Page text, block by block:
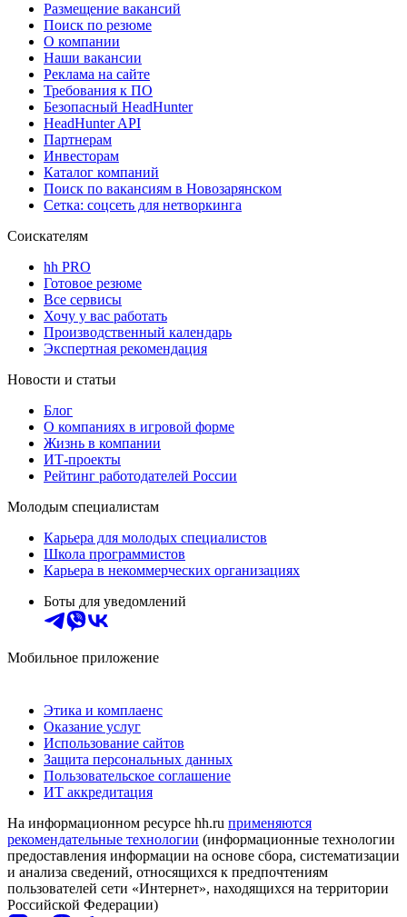
Размещение вакансий
Поиск по резюме
О компании
Наши вакансии
Реклама на сайте
Требования к ПО
Безопасный HeadHunter
HeadHunter API
Партнерам
Инвесторам
Каталог компаний
Поиск по вакансиям в Новозарянском
Сетка: соцсеть для нетворкинга
Соискателям
hh PRO
Готовое резюме
Все сервисы
Хочу у вас работать
Производственный календарь
Экспертная рекомендация
Новости и статьи
Блог
О компаниях в игровой форме
Жизнь в компании
ИТ-проекты
Рейтинг работодателей России
Молодым специалистам
Карьера для молодых специалистов
Школа программистов
Карьера в некоммерческих организациях
Боты для уведомлений
Мобильное приложение
Этика и комплаенс
Оказание услуг
Использование сайтов
Защита персональных данных
Пользовательское соглашение
ИТ аккредитация
На информационном ресурсе hh.ru применяются
рекомендательные технологии (информационные технологии
предоставления информации на основе сбора, систематизации
и анализа сведений, относящихся к предпочтениям
пользователей сети «Интернет», находящихся на территории
Российской Федерации)